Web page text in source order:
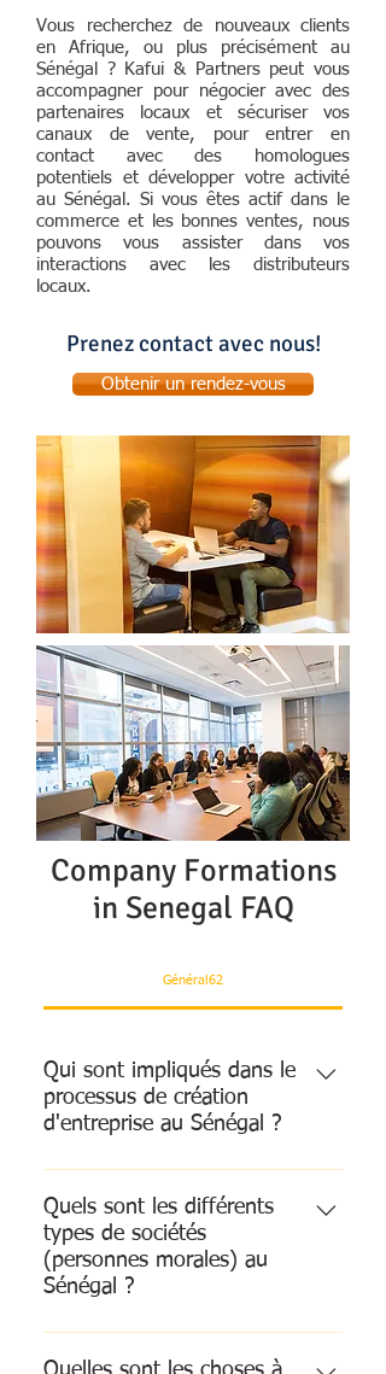
Vous recherchez de nouveaux clients
en Afrique, ou plus précisément au
Sénégal ? Kafui & Partners peut vous
accompagner pour négocier avec des
partenaires locaux et sécuriser vos
canaux de vente, pour entrer en
contact avec des homologues
potentiels et développer votre activité
au Sénégal. Si vous êtes actif dans le
commerce et les bonnes ventes, nous
pouvons vous assister dans vos
interactions avec les distributeurs
locaux.
Prenez contact avec nous!
Obtenir un rendez-vous
Company Formations
in Senegal FAQ
Général62
Qui sont impliqués dans le
processus de création
d'entreprise au Sénégal ?
Afin de démarrer une entreprise au
Sénégal, vous traiterez avec les
« organismes »
(gouvernementaux) suivants : Un
notaire sénégalais (en cas de
Quels sont les différents
types de sociétés
(personnes morales) au
Sénégal ?
Il existe différents types de
sociétés commerciales qui peuvent